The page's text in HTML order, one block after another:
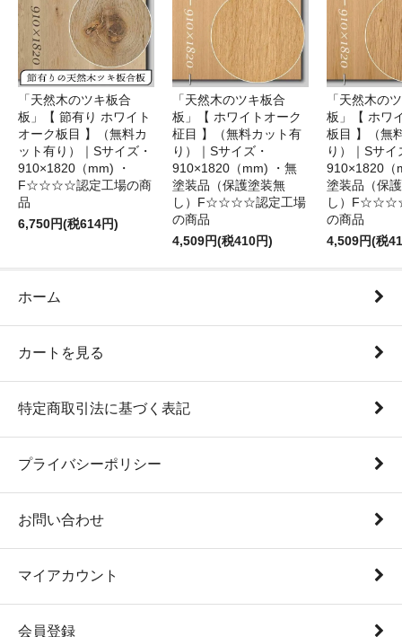
「天然木のツキ板合
板」【 節有り ホワイト
オーク板目 】（無料カ
ット有り）｜Sサイズ・
910×1820（mm) ・
F☆☆☆☆認定工場の商
品
6,750円(税614円)
「天然木のツキ板合
板」【 ホワイトオーク
柾目 】（無料カット有
り）｜Sサイズ・
910×1820（mm) ・無
塗装品（保護塗装無
し）F☆☆☆☆認定工場
の商品
4,509円(税410円)
「天然木の
板」【 ホワ
板目 】（無
り）｜Sサイ
910×1820（
塗装品（保
し）
の商品
4,509円(税
ホーム
カートを見る
特定商取引法に基づく表記
プライバシーポリシー
お問い合わせ
マイアカウント
会員登録